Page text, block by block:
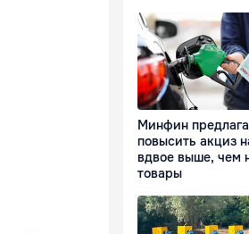
Минфин
повысить акциз
вдвое выше, чем
товары